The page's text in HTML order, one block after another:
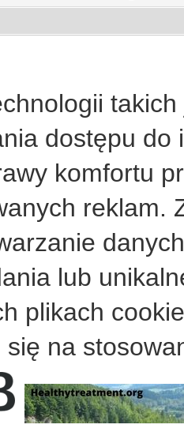
dostępu
komfortu
reklam.
lub
plikach
się na